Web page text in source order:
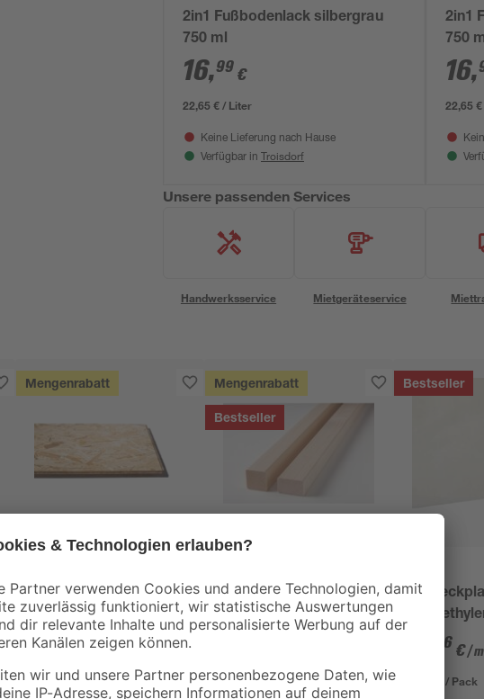
2in1 Fußbodenlack silbergrau
750 ml
16,99 €
22,65 € / Liter
Keine Lieferung nach Hause
Verfügbar in Troisdorf
2in1
750
16,
22,65
Unsere passenden Services
Handwerksservice Mietgeräteservice
Mengenrabatt
OSB3-Verlegeplatte
'Cityboard'
ungeschliffen 1690 x
5,99€ / m²
6,41 € / Pack
Mengenrabatt
Bestseller
Latte sägerau 2000 x
48 x 24 mm
0,89 € / Meter
Bestseller
06 €/
1,29 € / Pack